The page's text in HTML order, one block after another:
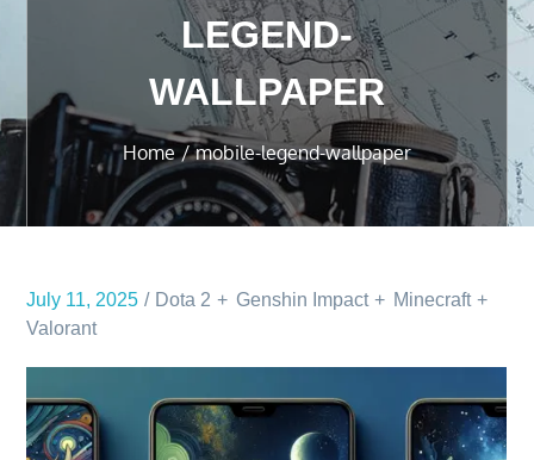
LEGEND-
WALLPAPER
Home mobile-legend-wallpaper
July 11, 2025 Dota 2 Genshin Impact
Minecraft
Valorant